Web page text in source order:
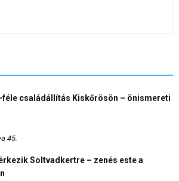
családállítás Kiskőrösön – önismereti
45.
Soltvadkertre – zenés este a